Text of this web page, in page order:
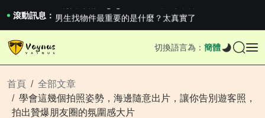
滾動訊息： 男生找物件最重要的是什麼？太真實了
2026澳網男單收官：全滿貫對上全滿亞，德約...
《巔峰守衛 Highguard》正式上線，官...
《巔峰守衛 Highguard》正式上線，官...
切換語言為： 簡體
首頁
全部文章
學會這幾個拍照姿勢，海邊隨意出片，讓你告別遊客照，
拍出贊爆朋友圈的氛圍感大片